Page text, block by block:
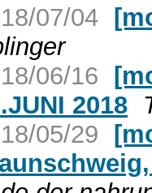
07/04
06/16
2018
05/29